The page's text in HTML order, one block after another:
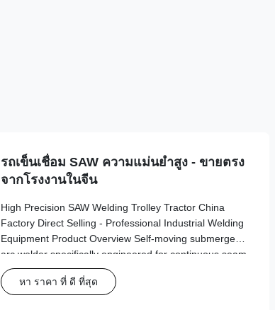
รถเข็นเชื่อม SAW ความแม่นยำสูง - ขายตรง
จากโรงงานในจีน
High Precision SAW Welding Trolley Tractor China
Factory Direct Selling - Professional Industrial Welding
Equipment Product Overview Self-moving submerged
arc welder specifically engineered for continuous seam
welding in industrial tank building and fabrication
applications. This advanced automatic welding tractor
หา ราคา ที่ ดี ที่สุด